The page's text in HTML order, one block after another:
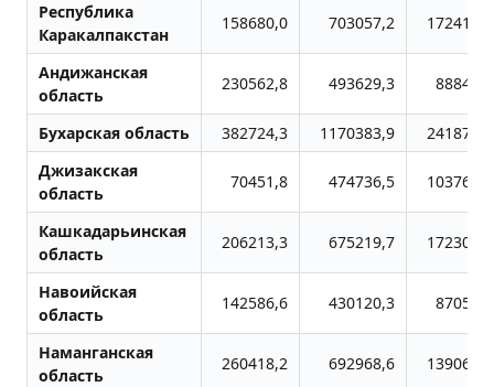
Республика
Каракалпакстан
158680,0 703057,2
Андижанская
область
230562,8 493629,3
Бухарская область 382724,3 1170383,9
Джизакская
область
70451,8 474736,5
Кашкадарьинская
область
206213,3 675219,7
Навоийская
область
142586,6 430120,3
Наманганская
область
260418,2 692968,6